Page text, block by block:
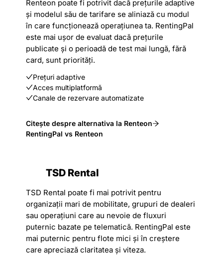
Renteon poate fi potrivit dacă prețurile adaptive
și modelul său de tarifare se aliniază cu modul
în care funcționează operațiunea ta. RentingPal
este mai ușor de evaluat dacă prețurile
publicate și o perioadă de test mai lungă, fără
card, sunt priorități.
Prețuri adaptive
Acces multiplatformă
Canale de rezervare automatizate
Citește despre alternativa la Renteon
RentingPal vs Renteon
TSD Rental
TSD Rental poate fi mai potrivit pentru
organizații mari de mobilitate, grupuri de dealeri
sau operațiuni care au nevoie de fluxuri
puternic bazate pe telematică. RentingPal este
mai puternic pentru flote mici și în creștere
care apreciază claritatea și viteza.